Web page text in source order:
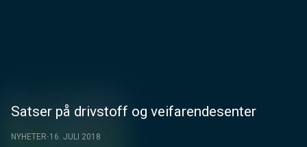
Satser på drivstoff og veifarendesenter
NYHETER 16. JULI 2018